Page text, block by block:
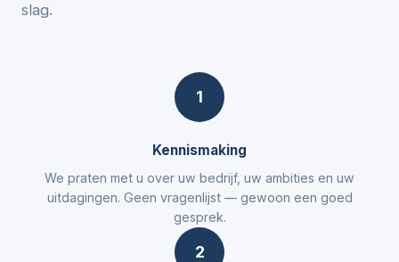
slag.
1
Kennismaking
We praten met u over uw bedrijf, uw ambities en uw
uitdagingen. Geen vragenlijst — gewoon een goed
gesprek.
2